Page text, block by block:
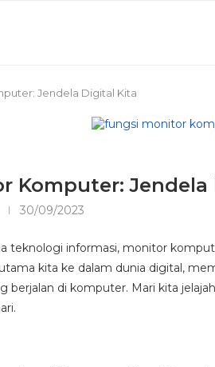
Jendela Digital Kita
Komputer:
30/09/2023
teknologi informasi, monitor
kita ke dalam dunia digital,
berjalan di komputer. Mari kita